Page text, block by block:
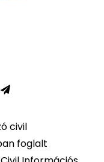
civil
foglalt